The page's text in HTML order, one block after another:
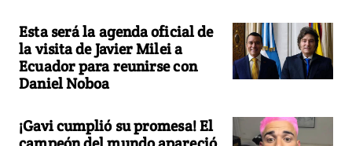
Esta será la agenda oficial de
la visita de Javier Milei a
Ecuador para reunirse con
Daniel Noboa
¡Gavi cumplió su promesa! El